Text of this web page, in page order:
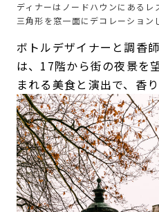
ディナーはノードハウンにある
三角形を窓一面にデコレーション
ボトルデザイナーと調香
は、17階から街の夜景を
まれる美食と演出で、香